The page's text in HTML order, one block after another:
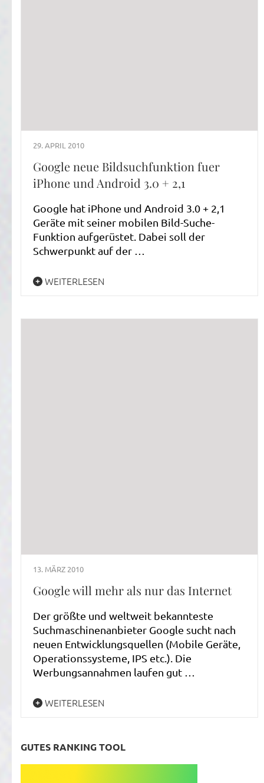
29. APRIL 2010
Google neue Bildsuchfunktion fuer
iPhone und Android 3.0 + 2,1
Google hat iPhone und Android 3.0 + 2,1
Geräte mit seiner mobilen Bild-Suche-
Funktion aufgerüstet. Dabei soll der
Schwerpunkt auf der …
WEITERLESEN
13. MÄRZ 2010
Google will mehr als nur das Internet
Der größte und weltweit bekannteste
Suchmaschinenanbieter Google sucht nach
neuen Entwicklungsquellen (Mobile Geräte,
Operationssysteme, IPS etc.). Die
Werbungsannahmen laufen gut …
WEITERLESEN
GUTES RANKING TOOL